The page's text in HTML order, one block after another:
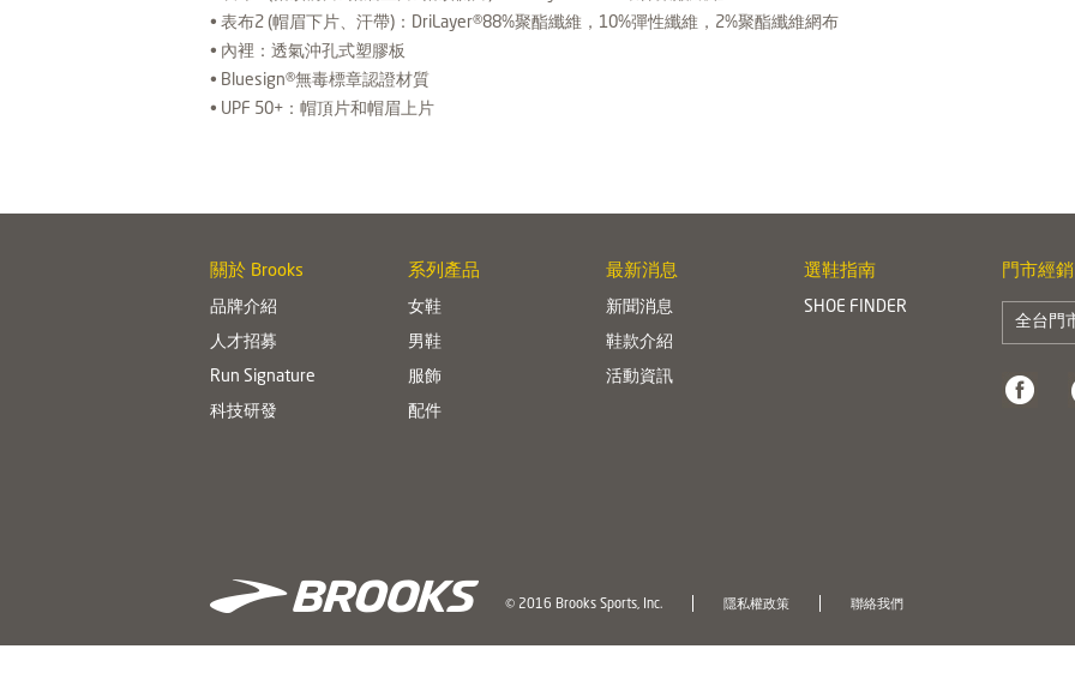
• 表布2 (帽眉下片、汗帶)：DriLayer®88%聚酯纖維，10%彈性纖維，2%聚酯纖維網布
• 內裡：透氣沖孔式塑膠板
• Bluesign®無毒標章認證材質
• UPF 50+：帽頂片和帽眉上片
關於 Brooks
品牌介紹
人才招募
Run Signature
科技研發
系列產品
女鞋
男鞋
服飾
配件
最新消息
新聞消息
鞋款介紹
活動資訊
選鞋指南
SHOE FINDER
門市經銷
全台門
© 2016 Brooks Sports, Inc. 隱私權政策 聯絡我們